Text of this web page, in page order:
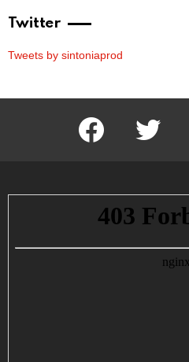
Twitter
Tweets by sintoniaprod
facebook twitter